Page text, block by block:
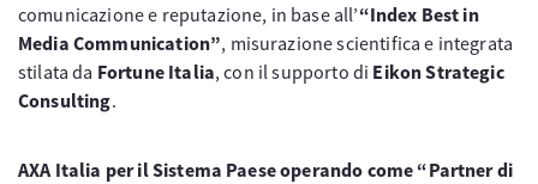
comunicazione e reputazione, in base all’“Index Best in
Media Communication”, misurazione scientifica e integrata
stilata da Fortune Italia, con il supporto di Eikon Strategic
Consulting.
AXA Italia per il Sistema Paese operando come “Partner di